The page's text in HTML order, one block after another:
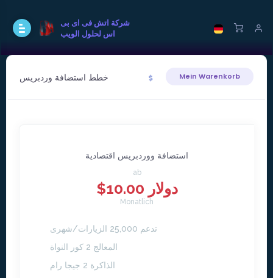
شركة اتش فى اى بى
اس لحلول الويب
خطط استضافة وردبريس Mein Warenkorb
استضافة ووردبريس اقتصادية
ab
$10.00 دولار
Monatlich
تدعم 25,000 الزيارات/شهرى
المعالج 2 كور النواة
الذاكرة 2 جيجا رام